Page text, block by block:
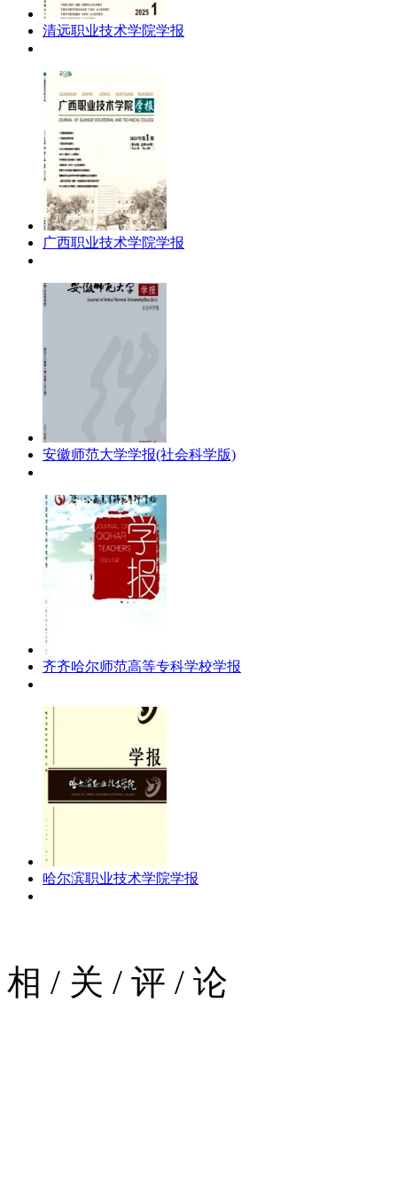
清远职业技术学院学报
广西职业技术学院学报
安徽师范大学学报(社会科学版)
齐齐哈尔师范高等专科学校学报
哈尔滨职业技术学院学报
相 / 关 / 评 / 论